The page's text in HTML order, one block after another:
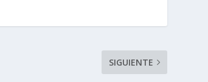
SIGUIENTE